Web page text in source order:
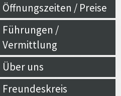
Öffnungszeiten / Preise
Führungen /
Vermittlung
Über uns
Freundeskreis